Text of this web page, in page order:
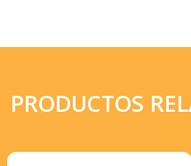
PRODUCTOS